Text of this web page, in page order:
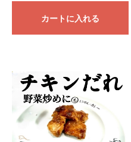
カートに入れる